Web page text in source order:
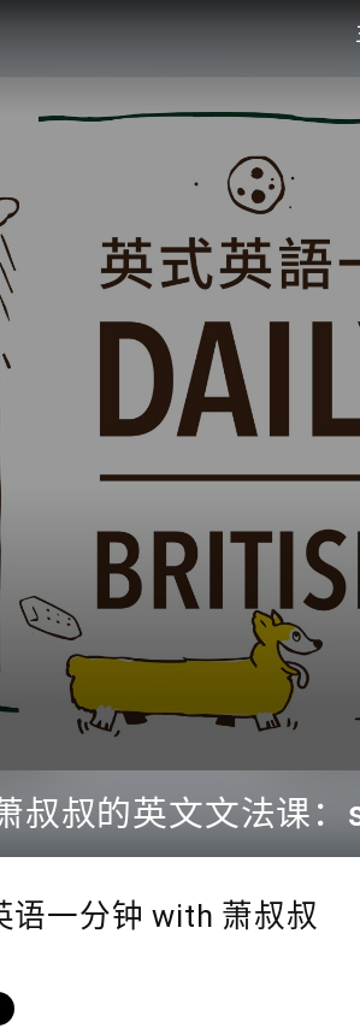
语一分钟 with 萧叔叔